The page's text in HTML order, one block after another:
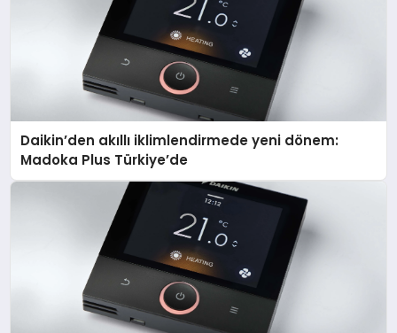
Daikin’den akıllı iklimlendirmede yeni dönem:
Madoka Plus Türkiye’de